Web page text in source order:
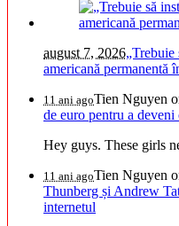
august 7, 2026„Trebuie
americană permanentă
11 ani agoTien Nguyen
de euro pentru a
Hey guys. These girls
11 ani agoTien Nguyen
Thunberg și Andrew
internetul